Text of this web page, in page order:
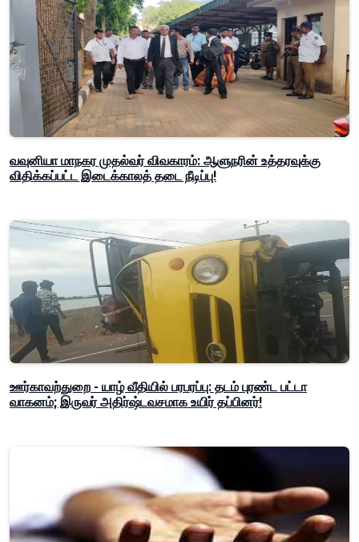
வவுனியா மாநகர முதல்வர் விவகாரம்: ஆளுநரின் உத்தரவுக்கு
விதிக்கப்பட்ட இடைக்காலத் தடை நீடிப்பு!
ஊர்காவற்துறை - யாழ் வீதியில் பரபரப்பு: தடம் புரண்ட பட்டா
வாகனம்; இருவர் அதிர்ஷ்டவசமாக உயிர் தப்பினர்!